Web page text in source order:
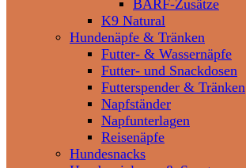
BARF-Zusätze
K9 Natural
Hundenäpfe & Tränken
Futter- & Wassernäpfe
Futter- und Snackdosen
Futterspender & Tränken
Napfständer
Napfunterlagen
Reisenäpfe
Hundesnacks